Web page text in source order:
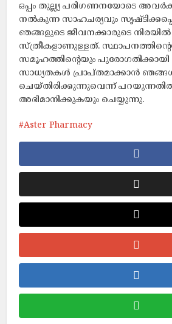
ഒപ്പം തുല്ല്യ പരിഗണനയോടെ
നല്‍കുന്ന സാഹചര്യവും
ഞങ്ങളുടെ ജീവനക്കാരുടെ നിരയില്‍
സ്ത്രീകളാണുള്ളത്.
സമൂഹത്തിന്റെയും
സാധ്യതകള്‍ പ്രാപ്തമാക്കാന്‍
ചെയ്തിരിക്കുന്നുവെന്ന്
അഭിമാനിക്കുകയും ചെയ്യുന്നു.
Aster Pharmacy